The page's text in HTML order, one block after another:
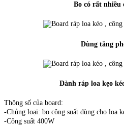
Bo có rất nhiều
Dùng tăng
Dành ráp loa kẹo
Thông số của board:
-Chủng loại: bo công suất dùng cho loa
-Công suất 400W